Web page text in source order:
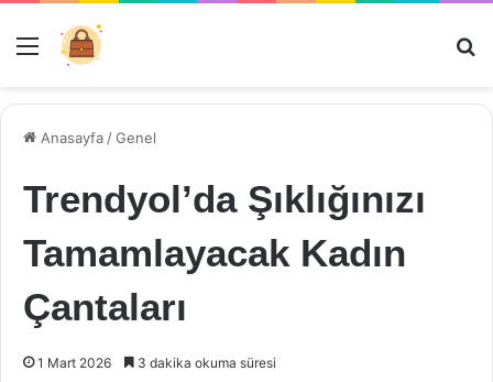
Menü
Anasayfa /Genel
Trendyol’da Şıklığınızı
Tamamlayacak Kadın
Çantaları
1 Mart 2026 3 dakika okuma süresi